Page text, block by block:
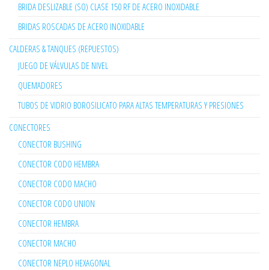
BRIDA DESLIZABLE (SO) CLASE 150 RF DE ACERO INOXIDABLE
BRIDAS ROSCADAS DE ACERO INOXIDABLE
CALDERAS & TANQUES (REPUESTOS)
JUEGO DE VÁLVULAS DE NIVEL
QUEMADORES
TUBOS DE VIDRIO BOROSILICATO PARA ALTAS TEMPERATURAS Y PRESIONES
CONECTORES
CONECTOR BUSHING
CONECTOR CODO HEMBRA
CONECTOR CODO MACHO
CONECTOR CODO UNION
CONECTOR HEMBRA
CONECTOR MACHO
CONECTOR NEPLO HEXAGONAL